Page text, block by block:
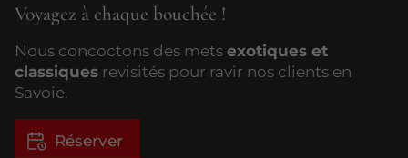
Voyagez à chaque bouchée !
Nous concoctons des mets exotiques et
classiques revisités pour ravir nos clients en
Savoie.
Réserver